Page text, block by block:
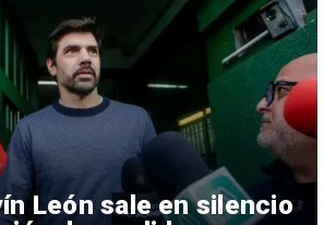
León sale en silencio